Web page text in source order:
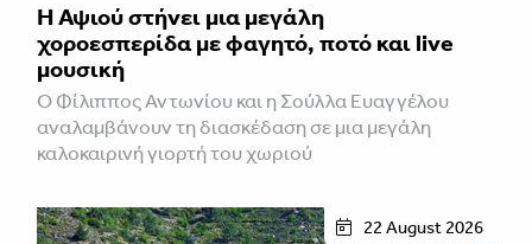
Η Αψιού στήνει μια μεγάλη
χοροεσπερίδα με φαγητό, ποτό και live
μουσική
Ο Φίλιππος Αντωνίου και η Σούλλα Ευαγγέλου
αναλαμβάνουν τη διασκέδαση σε μια μεγάλη
καλοκαιρινή γιορτή του χωριού
22 August 2026